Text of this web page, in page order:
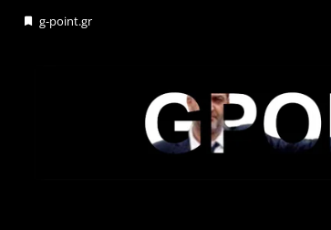
g-point.gr